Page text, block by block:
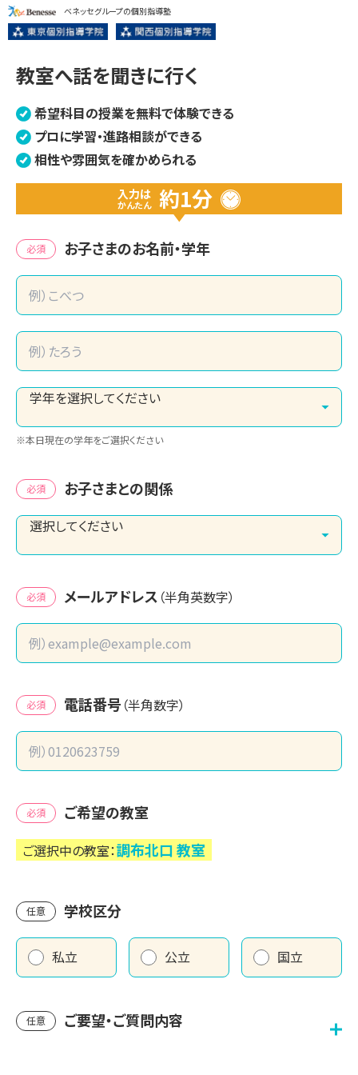
ベネッセグループの個別指導塾
教室へ話を聞きに行く
希望科目の授業を無料で体験できる
プロに学習・進路相談ができる
相性や雰囲気を確かめられる
入力は
かんたん 約1分
必須 お子さまのお名前・学年
※本日現在の学年をご選択ください
必須 お子さまとの関係
必須 メールアドレス （半角英数字）
必須 電話番号 （半角数字）
必須 ご希望の教室
ご選択中の教室：調布北口教室
任意 学校区分
私立 公立 国立
任意 ご要望・ご質問内容